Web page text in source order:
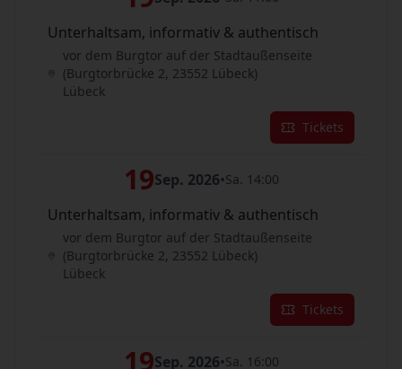
Unterhaltsam, informativ & authentisch
vor dem Burgtor auf der Stadtaußenseite
(Burgtorbrücke 2, 23552 Lübeck)
Lübeck
Tickets
19Sep. 2026•Sa. 14:00
Unterhaltsam, informativ & authentisch
vor dem Burgtor auf der Stadtaußenseite
(Burgtorbrücke 2, 23552 Lübeck)
Lübeck
Tickets
19Sep. 2026•Sa. 16:00